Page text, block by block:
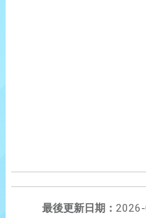
最後更新日期：